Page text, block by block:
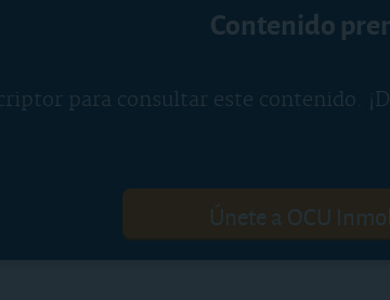
Contenido
para consultar este contenido.
Únete a OCU